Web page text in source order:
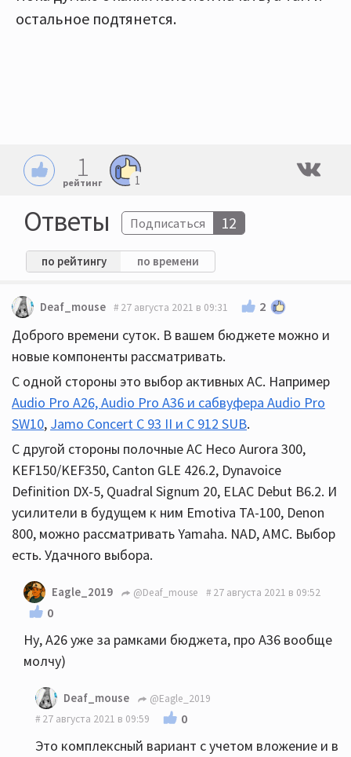
остальное подтянется.
1
рейтинг 1
Ответы Подписаться 12
по рейтингу по времени
Deaf_mouse 27 августа 2021 в 09:31 2
Доброго времени суток. В вашем бюджете можно и
новые компоненты рассматривать.
С одной стороны это выбор активных АС. Например
Audio Pro A26, Audio Pro A36 и сабвуфера Audio Pro
SW10, Jamo Concert С 93 II и С 912 SUB.
С другой стороны полочные АС Heco Aurora 300,
KEF150/KEF350, Canton GLE 426.2, Dynavoice
Definition DX-5, Quadral Signum 20, ELAC Debut B6.2. И
усилители в будущем к ним Emotiva TA-100, Denon
800, можно рассматривать Yamaha. NAD, AMC. Выбор
есть. Удачного выбора.
Eagle_2019 @Deaf_mouse 27 августа 2021 в 09:52
0
Ну, А26 уже за рамками бюджета, про А36 вообще
молчу)
Deaf_mouse
@Eagle_2019
27 августа 2021 в 09:59
0
Это комплексный вариант с учетом вложение и в